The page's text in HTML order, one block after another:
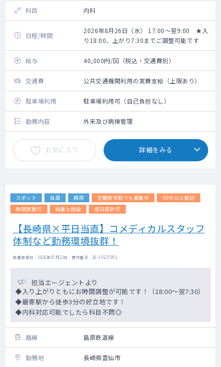
科目 内科
日程/時間
2026年8月26日（水） 17:00～翌9:00 ★入
り18:00、上がり7:30までご調整可能です
給与 40,000円/回（税込・交通費別）
交通費 公共交通機関利用の実費支給（上限あり）
駐車場利用 駐車場利用可（自己負担なし）
勤務内容 外来及び病棟管理
お気に入り 詳細をみる
スポット 当直 病院 定期非常勤でも募集中
60代以上歓迎
時間調整可
綺麗な施設 宿日直許可
【長崎県×平日当直】コメディカルスタッフ
体制など勤務環境抜群！
掲載更新日 : 2026年07月22日 案件番号 : 26-SF627951
担当エージェントより
◆入り上がりともにお時間調整が可能です！（18:00～翌7:30）
◆最寄駅から徒歩3分の好立地です！
◆内科対応可能でしたら科目不問◎
路線 島原鉄道線
勤務地 長崎県雲仙市